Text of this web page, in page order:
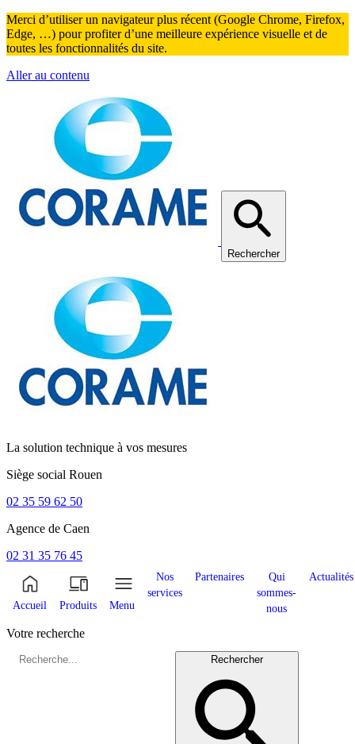
Merci d’utiliser un navigateur plus récent (Google Chrome, Firefox,
Edge, …) pour profiter d’une meilleure expérience visuelle et de
toutes les fonctionnalités du site.
Aller au contenu
Rechercher
La solution technique à vos mesures
Siège social Rouen
02 35 59 62 50
Agence de Caen
02 31 35 76 45
Accueil Produits Menu
Nos
services
Partenaires
Qui
sommes-
nous
Actualités
Votre recherche
Rechercher